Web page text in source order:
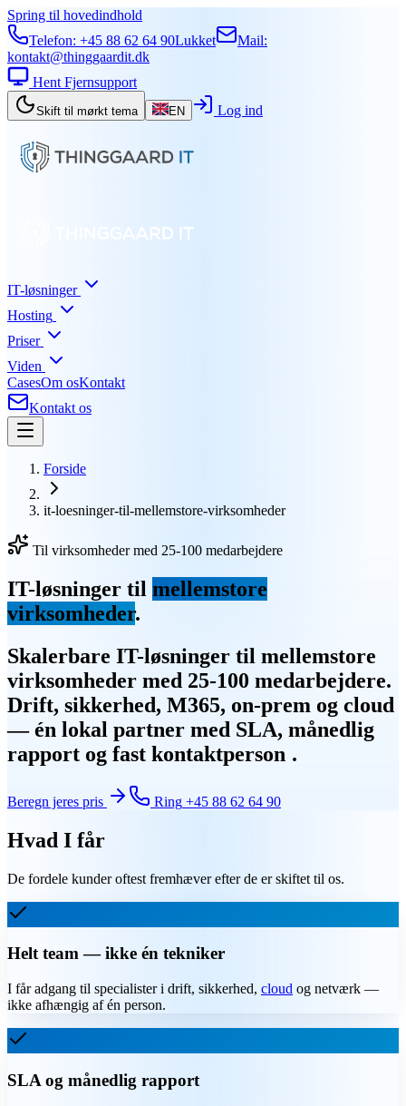
Spring til hovedindhold
Telefon: +45 88 62 64 90Lukket
Mail:
kontakt@thinggaardit.dk
Hent Fjernsupport
Skift til mørkt tema EN Log ind
IT-løsninger
Hosting
Priser
Viden
CasesOm osKontakt
Kontakt os
Forside
it-loesninger-til-mellemstore-virksomheder
Til virksomheder med 25-100 medarbejdere
IT-løsninger til mellemstore
virksomheder.
Skalerbare IT-løsninger til mellemstore
virksomheder med 25-100 medarbejdere.
Drift, sikkerhed, M365, on-prem og cloud
— én lokal partner med SLA, månedlig
rapport og fast kontaktperson .
Beregn jeres pris Ring +45 88 62 64 90
Hvad I får
De fordele kunder oftest fremhæver efter de er skiftet til os.
Helt team — ikke én tekniker
I får adgang til specialister i drift, sikkerhed, cloud og netværk —
ikke afhængig af én person.
SLA og månedlig rapport